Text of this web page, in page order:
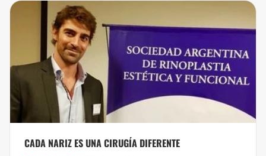
CADA NARIZ ES UNA CIRUGÍA DIFERENTE